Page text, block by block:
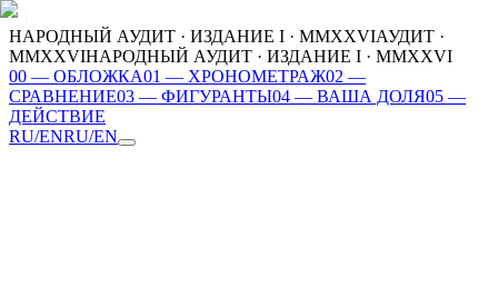
НАРОДНЫЙ АУДИТ · ИЗДАНИЕ I · MMXXVIАУДИТ ·
MMXXVIНАРОДНЫЙ АУДИТ · ИЗДАНИЕ I · MMXXVI
00 — ОБЛОЖКА01 — ХРОНОМЕТРАЖ02 —
СРАВНЕНИЕ03 — ФИГУРАНТЫ04 — ВАША ДОЛЯ05 —
ДЕЙСТВИЕ
RU/ENRU/EN